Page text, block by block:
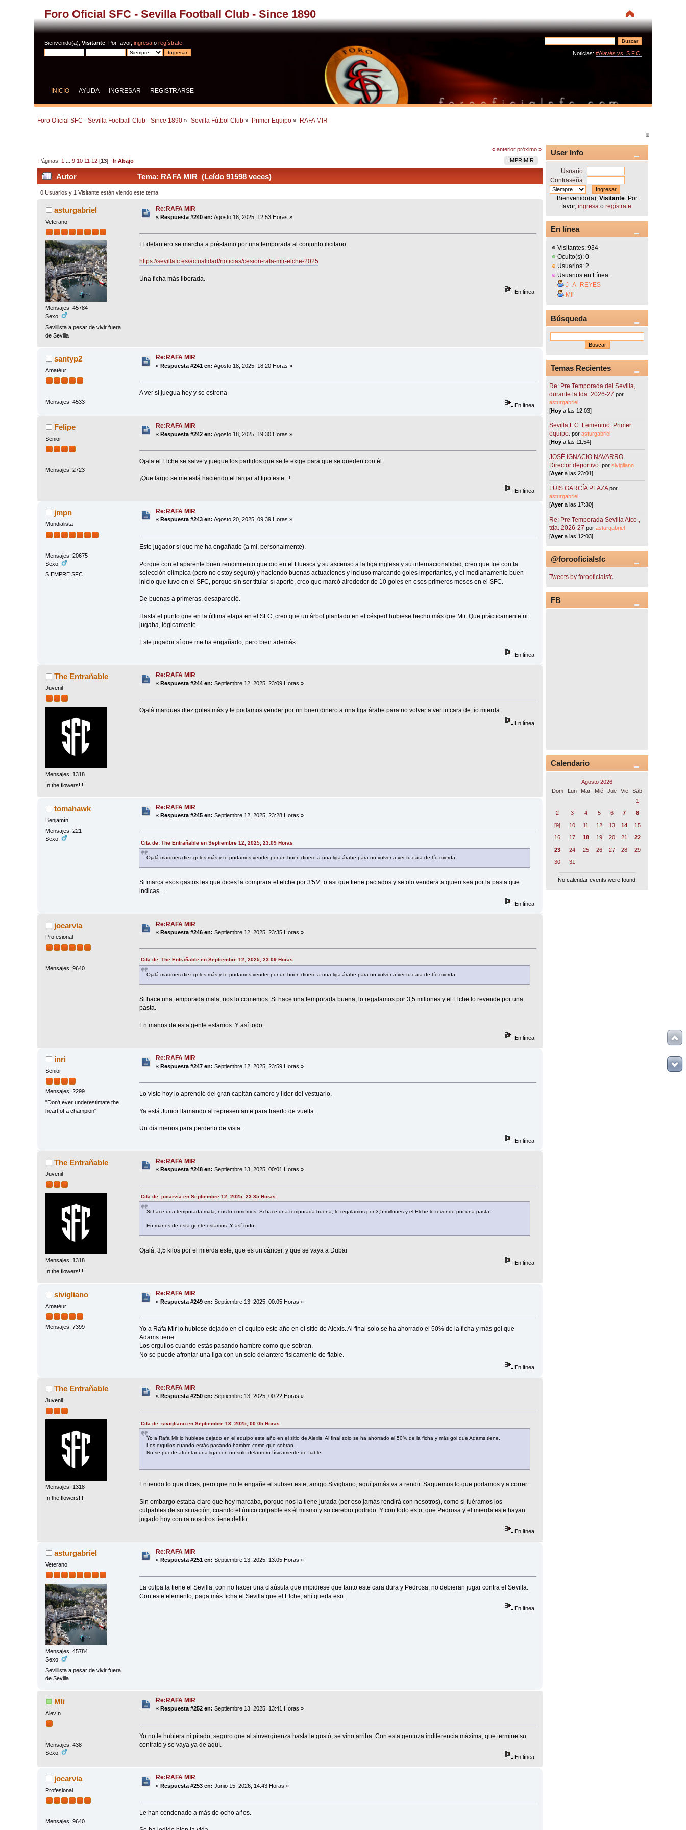
Foro Oficial SFC - Sevilla Football Club - Since 1890
Bienvenido(a),Visitante . Por favor,ingresa oregístrate
Noticias: #Alavés vs. S.F.C.
INICIO AYUDA INGRESAR REGISTRARSE
Foro Oficial SFC - Sevilla Football Club - Since 1890 » Sevilla Fútbol Club» Primer Equipo» RAFA MIR
« anterior próximo »
IMPRIMIR
Páginas: 1 ...9 10 11 12 [13]Ir Abajo
Autor Tema: RAFA MIR (Leído 91598 veces)
0 Usuarios y 1 Visitante están viendo este tema.
asturgabriel
Veterano
Mensajes: 45784
Sexo:
Sevillista a pesar de vivir fuera
de Sevilla
Re:RAFA MIR
«Respuesta #240 en: Agosto 18, 2025, 12:53 Horas »
El delantero se marcha a préstamo por una temporada al conjunto ilicitano.
https://sevillafc.es/actualidad/noticias/cesion-rafa-mir-elche-2025
Una ficha más liberada.
En línea
santyp2
Amatéur
Mensajes: 4533
Re:RAFA MIR
«Respuesta #241 en: Agosto 18, 2025, 18:20 Horas »
A ver si juegua hoy y se estrena
En línea
Felipe
Senior
Mensajes: 2723
Re:RAFA MIR
«Respuesta #242 en: Agosto 18, 2025, 19:30 Horas »
Ojala el Elche se salve y juegue los partidos que se le exige para que se queden con él.
¡Que largo se me está haciendo el largar al tipo este...!
En línea
jmpn
Mundialista
Mensajes: 20675
Sexo:
SIEMPRE SFC
Re:RAFA MIR
« Respuesta #243 en: Agosto 20, 2025, 09:39 Horas »
Este jugador sí que me ha engañado (a mí, personalmente).
Porque con el aparente buen rendimiento que dio en el Huesca y su ascenso a la liga inglesa y su internacionalidad, creo que fue con la
selección olímpica (pero no estoy seguro) y haciendo buenas actuaciones y incluso marcando goles importantes, y el medianamente buen
inicio que tuvo en el SFC, porque sin ser titular sí aportó, creo que marcó alrededor de 10 goles en esos primeros meses en el SFC.
De buenas a primeras, desapareció.
Hasta el punto que en la última etapa en el SFC, creo que un árbol plantado en el césped hubiese hecho más que Mir. Que prácticamente ni
jugaba, lógicamente.
Este jugador sí que me ha engañado, pero bien además.
En línea
The Entrañable
Juvenil
Mensajes: 1318
In the flowers!!!
Re:RAFA MIR
«Respuesta #244 en: Septiembre 12, 2025, 23:09 Horas »
Ojalá marques diez goles más y te podamos vender por un buen dinero a una liga árabe para no volver a ver tu cara de tío mierda.
En línea
tomahawk
Benjamín
Mensajes: 221
Sexo:
Re:RAFA MIR
«Respuesta #245 en: Septiembre 12, 2025, 23:28 Horas »
Cita de: The Entrañable en Septiembre 12, 2025, 23:09 Horas
Ojalá marques diez goles más y te podamos vender por un buen dinero a una liga árabe para no volver a ver tu cara de tío mierda.
Si marca esos gastos les que dices la comprara el elche por 3'5M o asi que tiene pactados y se olo vendera a quien sea por la pasta que
indicas....
En línea
jocarvia
Profesional
Mensajes: 9640
Re:RAFA MIR
«Respuesta #246 en: Septiembre 12, 2025, 23:35 Horas »
Cita de: The Entrañable en Septiembre 12, 2025, 23:09 Horas
Ojalá marques diez goles más y te podamos vender por un buen dinero a una liga árabe para no volver a ver tu cara de tío mierda.
Si hace una temporada mala, nos lo comemos. Si hace una temporada buena, lo regalamos por 3,5 millones y el Elche lo revende por una
pasta.
En manos de esta gente estamos. Y así todo.
En línea
inri
Senior
Mensajes: 2299
"Don't ever underestimate the
heart of a champion"
Re:RAFA MIR
«Respuesta #247 en: Septiembre 12, 2025, 23:59 Horas »
Lo visto hoy lo aprendió del gran capitán camero y líder del vestuario.
Ya está Junior llamando al representante para traerlo de vuelta.
Un día menos para perderlo de vista.
En línea
The Entrañable
Juvenil
Mensajes: 1318
In the flowers!!!
Re:RAFA MIR
«Respuesta #248 en: Septiembre 13, 2025, 00:01 Horas »
Cita de: jocarvia en Septiembre 12, 2025, 23:35 Horas
Si hace una temporada mala, nos lo comemos. Si hace una temporada buena, lo regalamos por 3,5 millones y el Elche lo revende por una pasta.
En manos de esta gente estamos. Y así todo.
Ojalá, 3,5 kilos por el mierda este, que es un cáncer, y que se vaya a Dubai
En línea
sivigliano
Amatéur
Mensajes: 7399
Re:RAFA MIR
«Respuesta #249 en: Septiembre 13, 2025, 00:05 Horas »
Yo a Rafa Mir lo hubiese dejado en el equipo este año en el sitio de Alexis. Al final solo se ha ahorrado el 50% de la ficha y más gol que
Adams tiene.
Los orgullos cuando estás pasando hambre como que sobran.
No se puede afrontar una liga con un solo delantero físicamente de fiable.
En línea
The Entrañable
Juvenil
Mensajes: 1318
In the flowers!!!
Re:RAFA MIR
«Respuesta #250 en: Septiembre 13, 2025, 00:22 Horas »
Cita de: sivigliano en Septiembre 13, 2025, 00:05 Horas
Yo a Rafa Mir lo hubiese dejado en el equipo este año en el sitio de Alexis. Al final solo se ha ahorrado el 50% de la ficha y más gol que Adams tiene.
Los orgullos cuando estás pasando hambre como que sobran.
No se puede afrontar una liga con un solo delantero físicamente de fiable.
Entiendo lo que dices, pero que no te engañe el subser este, amigo Sivigliano, aquí jamás va a rendir. Saquemos lo que podamos y a correr.
Sin embargo estaba claro que hoy marcaba, porque nos la tiene jurada (por eso jamás rendirá con nosotros), como si fuéramos los
culpables de su situación, cuando el único culpable es él mismo y su cerebro podrido. Y con todo esto, que Pedrosa y el mierda este hayan
jugado hoy contra nosotros tiene delito.
En línea
asturgabriel
Veterano
Mensajes: 45784
Sexo:
Sevillista a pesar de vivir fuera
de Sevilla
Re:RAFA MIR
«Respuesta #251 en: Septiembre 13, 2025, 13:05 Horas »
La culpa la tiene el Sevilla, con no hacer una claúsula que impidiese que tanto este cara dura y Pedrosa, no debieran jugar contra el Sevilla.
Con este elemento, paga más ficha el Sevilla que el Elche, ahí queda eso.
En línea
Mli
Alevín
Mensajes: 438
Sexo:
Re:RAFA MIR
«Respuesta #252 en: Septiembre 13, 2025, 13:41 Horas »
Yo no le hubiera ni pitado, seguro que al sinvergüenza hasta le gustó, se vino arriba. Con esta gentuza indiferencia máxima, que termine su
contrato y se vaya ya de aquí.
En línea
jocarvia
Profesional
Mensajes: 9640
Re:RAFA MIR
«Respuesta #253 en: Junio 15, 2026, 14:43 Horas »
Le han condenado a más de ocho años.
User Info
Usuario:
Contraseña:
Bienvenido(a),Visitante . Por
favor,ingresa oregístrate
En línea
Visitantes: 934
Oculto(s): 0
Usuarios: 2
Usuarios en Línea:
J_A_REYES
Mli
Búsqueda
Temas Recientes
Re: Pre Temporada del Sevilla,
durante la tda. 2026-27 por
asturgabriel
[Hoy a las 12:03]
Sevilla F.C. Femenino. Primer
equipo. porasturgabriel
[Hoy a las 11:54]
JOSÉ IGNACIO NAVARRO.
Director deportivo. porsivigliano
[Ayera las 23:01]
LUIS GARCÍA PLAZA por
asturgabriel
[Ayera las 17:30]
Re: Pre Temporada Sevilla Atco.,
tda. 2026-27 porasturgabriel
[Ayera las 12:03]
@forooficialsfc
Tweets by forooficialsfc
FB
Calendario
Agosto 2026
Dom
Lun Mar Mié Jue Vie
Sáb
1
2
3 4 5 6 7
8
[9]
10 11 12 13 14
15
16
17 18 19 20 21
22
23
24 25 26 27 28
29
30
31
No calendar events were found.